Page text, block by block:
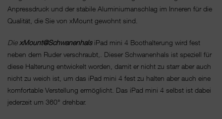
Anpressdruck und der stabile Aluminiumanschlag im Inneren für die
Qualität, die Sie von xMount gewohnt sind.
Die xMount@Schwanenhals iPad mini 4 Boothalterung wird fest
neben dem Ruder verschraubt,. Dieser Schwanenhals ist speziell für
diese Halterung entwickelt worden, damit er nicht zu starr aber auch
nicht zu weich ist, um das iPad mini 4 fest zu halten aber auch eine
komfortable Verstellung ermöglicht. Das iPad mini 4 selbst ist dabei
jederzeit um 360° drehbar.